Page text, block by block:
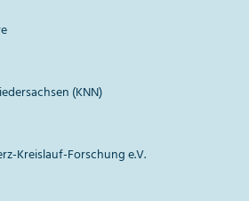
(KNN)
Kreislauf-Forschung e.V.